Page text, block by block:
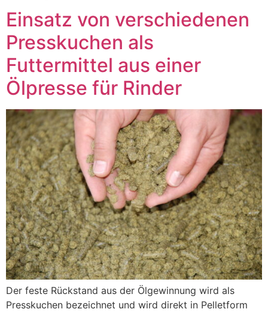
Einsatz von verschiedenen
Presskuchen als
Futtermittel aus einer
Ölpresse für Rinder
Der feste Rückstand aus der Ölgewinnung wird als
Presskuchen bezeichnet und wird direkt in Pelletform